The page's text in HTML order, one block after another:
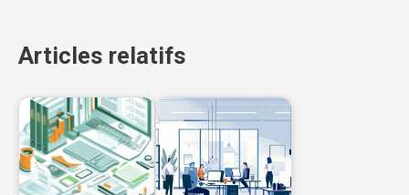
Articles relatifs